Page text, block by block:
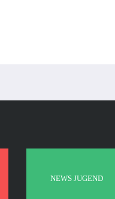
NEWS JUGEND